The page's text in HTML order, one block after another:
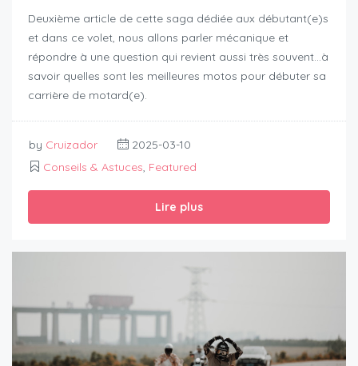
Deuxième article de cette saga dédiée aux débutant(e)s
et dans ce volet, nous allons parler mécanique et
répondre à une question qui revient aussi très souvent…à
savoir quelles sont les meilleures motos pour débuter sa
carrière de motard(e).
by Cruizador
2025-03-10
Conseils & Astuces, Featured
Lire plus